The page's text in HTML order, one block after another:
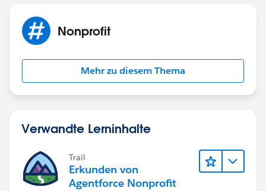
Nonprofit
Mehr zu diesem Thema
Verwandte Lerninhalte
Trail
Erkunden von
Agentforce Nonprofit